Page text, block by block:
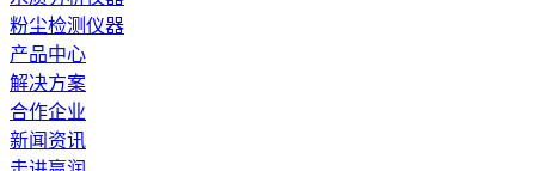
粉尘检测仪器
产品中心
解决方案
合作企业
新闻资讯